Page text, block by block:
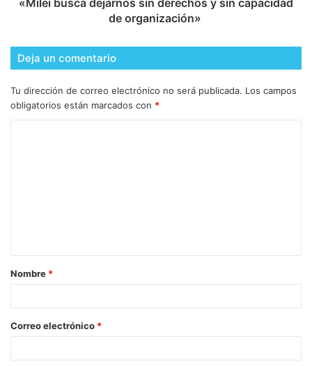
de organización»
Deja un comentario
Tu dirección de correo electrónico no será publicada. Los campos
obligatorios están marcados con *
Nombre *
Correo electrónico *